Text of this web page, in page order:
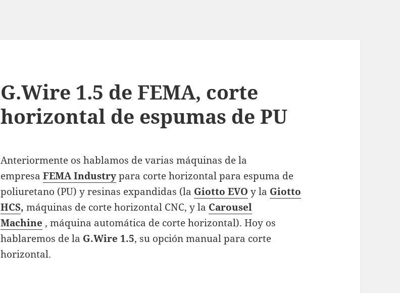
G.Wire 1.5 de FEMA, corte
horizontal de espumas de PU
Anteriormente os hablamos de varias máquinas de la
empresaFEMA Industrypara corte horizontal para espuma de
poliuretano (PU) y resinas expandidas (la Giotto EVO y la Giotto
HCS,máquinas de corte horizontal CNC, y la Carousel
Machine , máquina automática de corte horizontal). Hoy os
hablaremos de la G.Wire 1.5, su opción manual para corte
horizontal.